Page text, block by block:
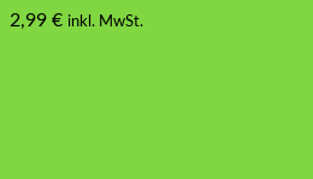
2,99 € inkl. MwSt.